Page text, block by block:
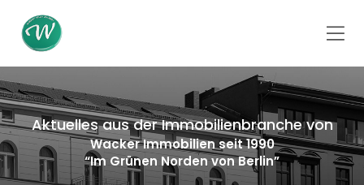
Aktuelles aus der Immobilienbranche von
Wacker Immobilien seit 1990
“Im Grünen Norden von Berlin”